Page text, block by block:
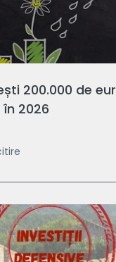
200.000 de
2026